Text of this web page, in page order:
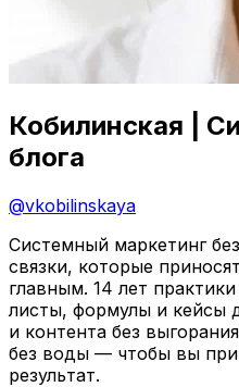
Кобилинская |
блога
@vkobilinskaya
Системный маркетинг
связки, которые
главным. 14 лет
листы, формулы и кейсы
и контента без
без воды — чтобы вы
результат.